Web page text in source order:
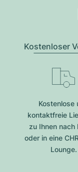
Kostenloser
Kostenlose
kontaktfreie
zu Ihnen nach
oder in eine
Lounge.